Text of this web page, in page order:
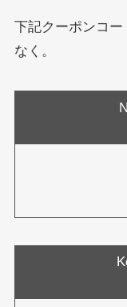
下記クーポンコ
なく。